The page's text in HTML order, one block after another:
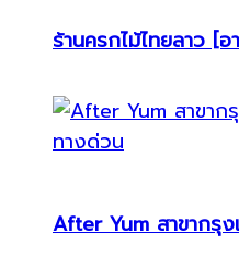
ร้านครกไม้ไทยลาว [
After Yum สาขากรุง